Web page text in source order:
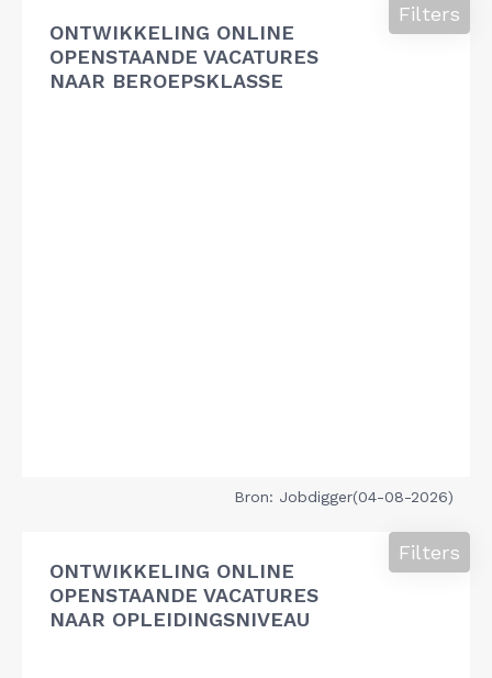
ONTWIKKELING ONLINE
OPENSTAANDE VACATURES
NAAR BEROEPSKLASSE
Filters
Bron: Jobdigger(04-08-2026)
ONTWIKKELING ONLINE
OPENSTAANDE VACATURES
NAAR OPLEIDINGSNIVEAU
Filters